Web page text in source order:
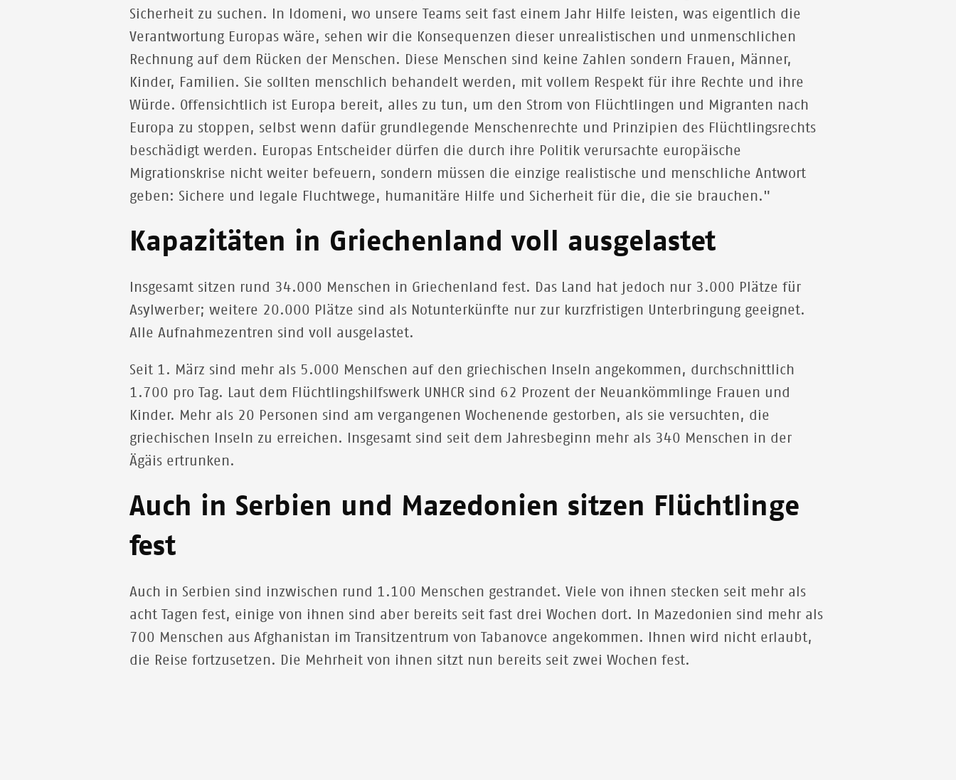
Sicherheit zu suchen. In Idomeni, wo unsere Teams seit fast einem Jahr Hilfe leisten, was eigentlich die
Verantwortung Europas wäre, sehen wir die Konsequenzen dieser unrealistischen und unmenschlichen
Rechnung auf dem Rücken der Menschen. Diese Menschen sind keine Zahlen sondern Frauen, Männer,
Kinder, Familien. Sie sollten menschlich behandelt werden, mit vollem Respekt für ihre Rechte und ihre
Würde. Offensichtlich ist Europa bereit, alles zu tun, um den Strom von Flüchtlingen und Migranten nach
Europa zu stoppen, selbst wenn dafür grundlegende Menschenrechte und Prinzipien des Flüchtlingsrechts
beschädigt werden. Europas Entscheider dürfen die durch ihre Politik verursachte europäische
Migrationskrise nicht weiter befeuern, sondern müssen die einzige realistische und menschliche Antwort
geben: Sichere und legale Fluchtwege, humanitäre Hilfe und Sicherheit für die, die sie brauchen."
Kapazitäten in Griechenland voll ausgelastet
Insgesamt sitzen rund 34.000 Menschen in Griechenland fest. Das Land hat jedoch nur 3.000 Plätze für
Asylwerber; weitere 20.000 Plätze sind als Notunterkünfte nur zur kurzfristigen Unterbringung geeignet.
Alle Aufnahmezentren sind voll ausgelastet.
Seit 1. März sind mehr als 5.000 Menschen auf den griechischen Inseln angekommen, durchschnittlich
1.700 pro Tag. Laut dem Flüchtlingshilfswerk UNHCR sind 62 Prozent der Neuankömmlinge Frauen und
Kinder. Mehr als 20 Personen sind am vergangenen Wochenende gestorben, als sie versuchten, die
griechischen Inseln zu erreichen. Insgesamt sind seit dem Jahresbeginn mehr als 340 Menschen in der
Ägäis ertrunken.
Auch in Serbien und Mazedonien sitzen Flüchtlinge
fest
Auch in Serbien sind inzwischen rund 1.100 Menschen gestrandet. Viele von ihnen stecken seit mehr als
acht Tagen fest, einige von ihnen sind aber bereits seit fast drei Wochen dort. In Mazedonien sind mehr als
700 Menschen aus Afghanistan im Transitzentrum von Tabanovce angekommen. Ihnen wird nicht erlaubt,
die Reise fortzusetzen. Die Mehrheit von ihnen sitzt nun bereits seit zwei Wochen fest.